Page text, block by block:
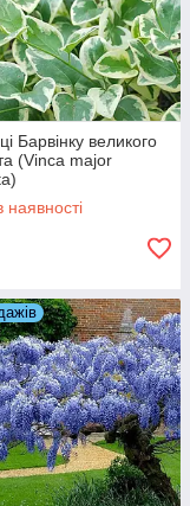
Барвінку великого
(Vinca major